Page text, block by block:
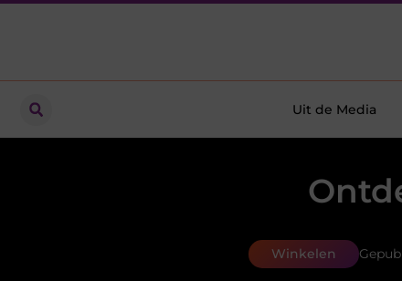
Uit de Media
Winkelen